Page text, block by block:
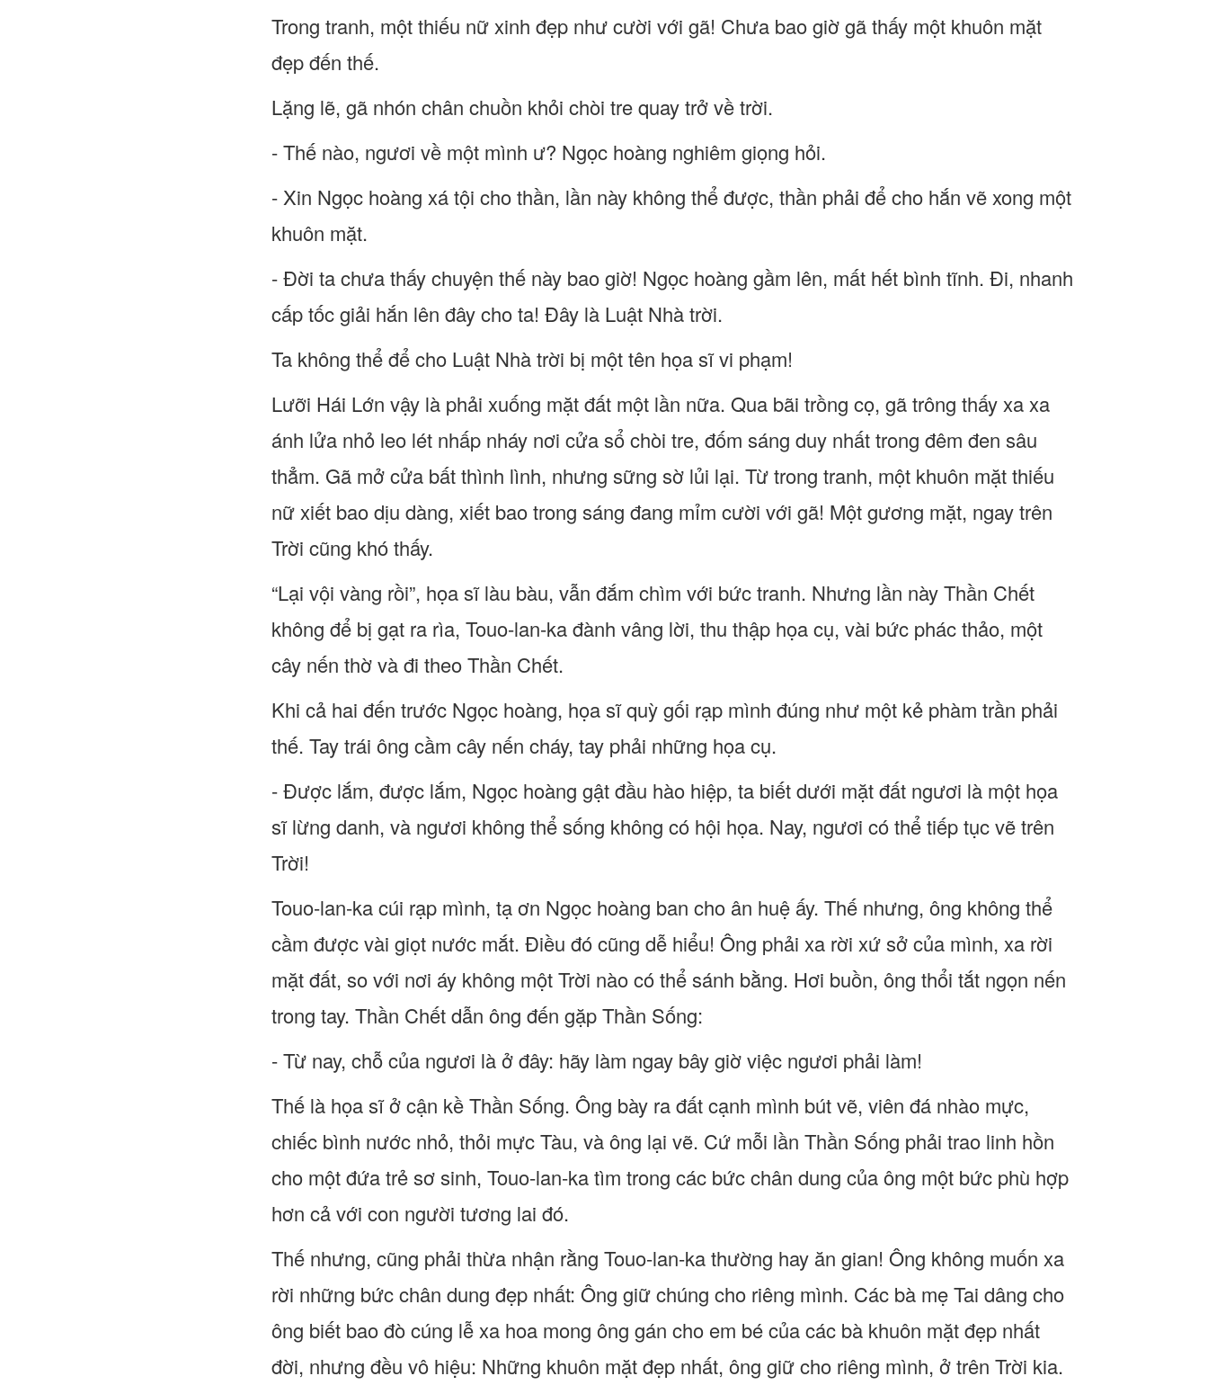
Trong tranh, một thiếu nữ xinh đẹp như cười với gã! Chưa bao giờ gã thấy một khuôn mặt
đẹp đến thế.
Lặng lẽ, gã nhón chân chuồn khỏi chòi tre quay trở về trời.
- Thế nào, ngươi về một mình ư? Ngọc hoàng nghiêm giọng hỏi.
- Xin Ngọc hoàng xá tội cho thần, lần này không thể được, thần phải để cho hắn vẽ xong một
khuôn mặt.
- Đời ta chưa thấy chuyện thế này bao giờ! Ngọc hoàng gầm lên, mất hết bình tĩnh. Đi, nhanh
cấp tốc giải hắn lên đây cho ta! Đây là Luật Nhà trời.
Ta không thể để cho Luật Nhà trời bị một tên họa sĩ vi phạm!
Lưỡi Hái Lớn vậy là phải xuống mặt đất một lần nữa. Qua bãi trồng cọ, gã trông thấy xa xa
ánh lửa nhỏ leo lét nhấp nháy nơi cửa sổ chòi tre, đốm sáng duy nhất trong đêm đen sâu
thẳm. Gã mở cửa bất thình lình, nhưng sững sờ lủi lại. Từ trong tranh, một khuôn mặt thiếu
nữ xiết bao dịu dàng, xiết bao trong sáng đang mỉm cười với gã! Một gương mặt, ngay trên
Trời cũng khó thấy.
“Lại vội vàng rồi”, họa sĩ làu bàu, vẫn đắm chìm với bức tranh. Nhưng lần này Thần Chết
không để bị gạt ra rìa, Touo-lan-ka đành vâng lời, thu thập họa cụ, vài bức phác thảo, một
cây nến thờ và đi theo Thần Chết.
Khi cả hai đến trước Ngọc hoàng, họa sĩ quỳ gối rạp mình đúng như một kẻ phàm trần phải
thế. Tay trái ông cầm cây nến cháy, tay phải những họa cụ.
- Được lắm, được lắm, Ngọc hoàng gật đầu hào hiệp, ta biết dưới mặt đất ngươi là một họa
sĩ lừng danh, và ngươi không thể sống không có hội họa. Nay, ngươi có thể tiếp tục vẽ trên
Trời!
Touo-lan-ka cúi rạp mình, tạ ơn Ngọc hoàng ban cho ân huệ ấy. Thế nhưng, ông không thể
cầm được vài giọt nước mắt. Điều đó cũng dễ hiểu! Ông phải xa rời xứ sở của mình, xa rời
mặt đất, so với nơi áy không một Trời nào có thể sánh bằng. Hơi buồn, ông thổi tắt ngọn nến
trong tay. Thần Chết dẫn ông đến gặp Thần Sống:
- Từ nay, chỗ của ngươi là ở đây: hãy làm ngay bây giờ việc ngươi phải làm!
Thế là họa sĩ ở cận kề Thần Sống. Ông bày ra đất cạnh mình bút vẽ, viên đá nhào mực,
chiếc bình nước nhỏ, thỏi mực Tàu, và ông lại vẽ. Cứ mỗi lần Thần Sống phải trao linh hồn
cho một đứa trẻ sơ sinh, Touo-lan-ka tìm trong các bức chân dung của ông một bức phù hợp
hơn cả với con người tương lai đó.
Thế nhưng, cũng phải thừa nhận rằng Touo-lan-ka thường hay ăn gian! Ông không muốn xa
rời những bức chân dung đẹp nhất: Ông giữ chúng cho riêng mình. Các bà mẹ Tai dâng cho
ông biết bao đò cúng lễ xa hoa mong ông gán cho em bé của các bà khuôn mặt đẹp nhất
đời, nhưng đều vô hiệu: Những khuôn mặt đẹp nhất, ông giữ cho riêng mình, ở trên Trời kia.